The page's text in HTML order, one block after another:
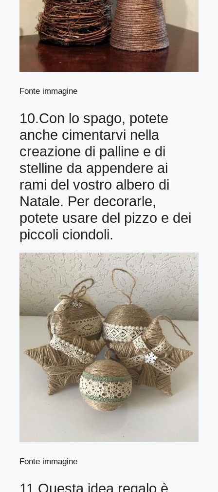
Fonte immagine
10.Con lo spago, potete
anche cimentarvi nella
creazione di palline e di
stelline da appendere ai
rami del vostro albero di
Natale. Per decorarle,
potete usare del pizzo e dei
piccoli ciondoli.
Fonte immagine
11.Questa idea regalo è